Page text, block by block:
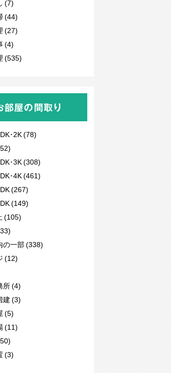
(7)
(44)
(27)
(4)
(535)
部屋の間取り
･2K (78)
･3K (308)
･4K (461)
(267)
(149)
(105)
の一部 (338)
(12)
所 (4)
建 (3)
(5)
(11)
(3)